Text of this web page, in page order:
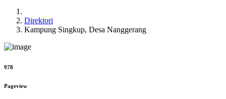
Direktori
Kampung Singkup, Desa Nanggerang
978
Pageview